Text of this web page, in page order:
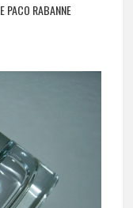
PACO RABANNE